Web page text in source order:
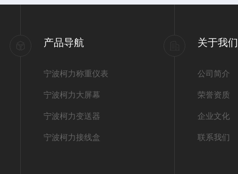
产品导航
宁波柯力称重仪表
宁波柯力大屏幕
宁波柯力变送器
宁波柯力接线盒
关于我们
公司简介
荣誉资质
企业文化
联系我们